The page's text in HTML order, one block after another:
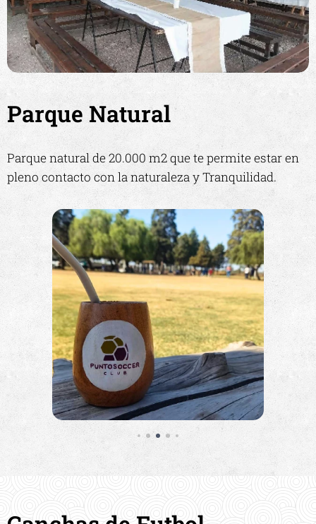
Parque Natural
Parque natural de 20.000 m2 que te permite estar en
pleno contacto con la naturaleza y Tranquilidad.